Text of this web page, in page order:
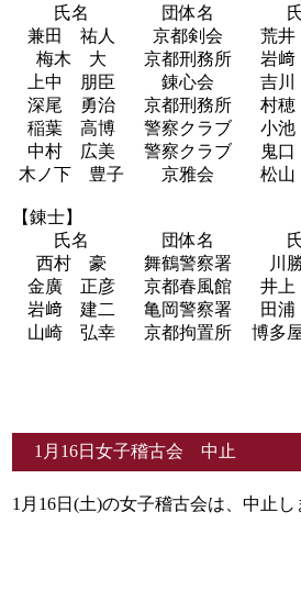
氏名
団体名
兼田 祐人
京都剣会 荒
梅木 大
京都刑務所 岩
上中 朋臣
錬心会 吉
深尾 勇治
京都刑務所 村
稲葉 高博
警察クラブ 小
中村 広美
警察クラブ 鬼
木ノ下 豊子
京雅会 松
【錬士】
氏名
団体名
西村 豪
舞鶴警察署 川
金廣 正彦
京都春風館 井
岩﨑 建二
亀岡警察署 田
山崎 弘幸
京都拘置所 博多
1月16日女子稽古会 中止
1月16日(土)の女子稽古会は、中止し